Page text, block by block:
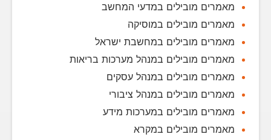
מאמרים מובילים במדעי המחשב
מאמרים מובילים במוסיקה
מאמרים מובילים במחשבת ישראל
מאמרים מובילים במנהל מערכות בריאות
מאמרים מובילים במנהל עסקים
מאמרים מובילים במנהל ציבורי
מאמרים מובילים במערכות מידע
מאמרים מובילים במקרא